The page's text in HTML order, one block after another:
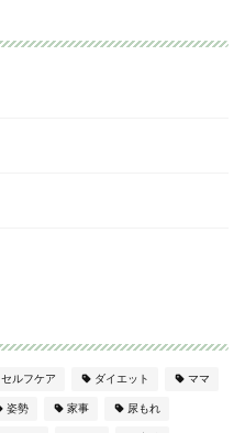
セルフケア ダイエット ママ
姿勢 家事 尿もれ